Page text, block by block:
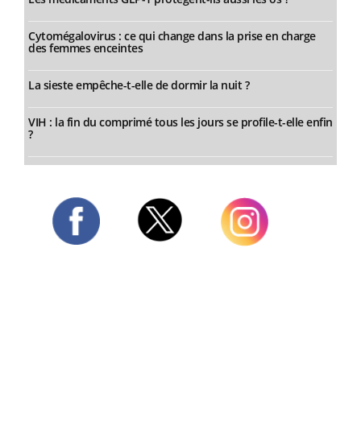
Cytomégalovirus : ce qui change dans la prise en charge
des femmes enceintes
La sieste empêche-t-elle de dormir la nuit ?
VIH : la fin du comprimé tous les jours se profile-t-elle enfin
?